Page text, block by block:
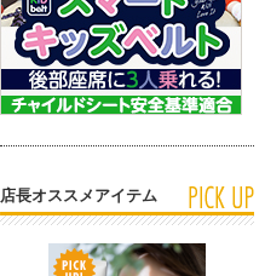
店長オススメアイテム